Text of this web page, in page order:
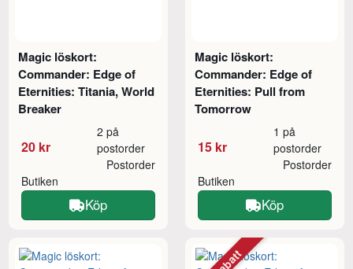
Magic löskort:
Commander: Edge of
Eternities: Titania, World
Breaker
20 kr
2 på
postorder
Butiken
Postorder
Köp
Magic löskort:
Commander: Edge of
Eternities: Pull from
Tomorrow
15 kr
1 på
postorder
Butiken
Postorder
Köp